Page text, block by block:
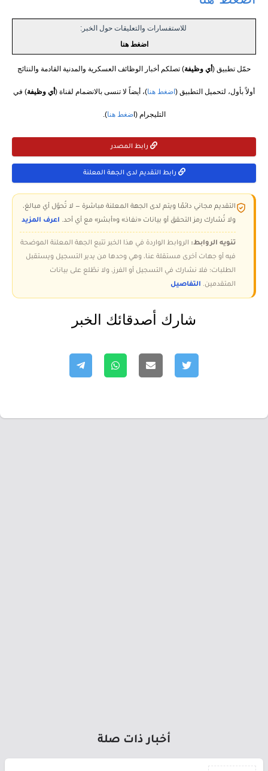
للاستفسارات والتعليقات حول الخبر:
اضغط هنا
حمّل تطبيق ( أي وظيفة) تصلكم أخبار الوظائف العسكرية والمدنية القادمة والنتائج
أولاً بأول، لتحميل التطبيق ( اضغط هنا)، أيضاً لا تنسى بالانضمام لقناة ( أي وظيفة) في
التليجرام (اضغط هنا).
رابط المصدر
رابط التقديم لدى الجهة المعلنة
التقديم مجاني دائمًا ويتم لدى الجهة المعلنة مباشرة — لا تُحوّل أي مبالغ،
ولا تُشارك رمز التحقق أو بيانات «نفاذ» و«أبشر» مع أي أحد. اعرف المزيد
تنويه الروابط: الروابط الواردة في هذا الخبر تتبع الجهة المعلنة الموضحة
فيه أو جهات أخرى مستقلة عنا، وهي وحدها من يدير التسجيل ويستقبل
الطلبات؛ فلا نشارك في التسجيل أو الفرز، ولا نطّلع على بيانات
المتقدمين. التفاصيل
شارك أصدقائك الخبر
أخبار ذات صلة